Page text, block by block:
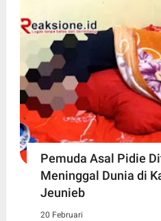
Pemuda Asal Pidie
Meninggal Dunia di
Jeunieb
20 Februari